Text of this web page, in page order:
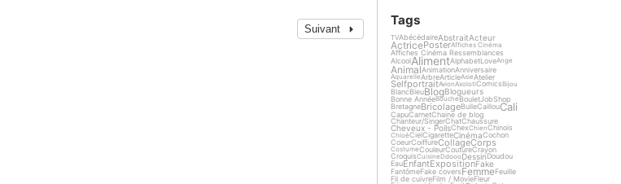
Suivant
Tags
TVAbécédaireAbstraitActeur
ActricePosterAffiches Cinéma
Affiches Cinéma Ressemblances
AlcoolAlimentAlphabetLoveAnge
AnimalAnimationAnniversaire
AquarelleArbreArticleAsieAtelier
SelfportraitAvionAxolotlComicsBijou
BlancBleuBlogBlogueurs
Bonne AnnéeBoucheBouletJobShop
BretagneBricolageBulleCaillouCali
CapuCarnetChaine de blog
Chanteur/SingerChatChaussure
Cheveux - PoilsChexChienChinois
ChloéCielCigaretteCinémaCochon
CoeurCoiffureCollageCorps
CostumeCouleurCoutureCrayon
CroquisCuisineDdoooDessinDoudou
EauEnfantExpositionFake
FantômeFake coversFemmeFeuille
Fil de cuivreFilm / MovieFleur